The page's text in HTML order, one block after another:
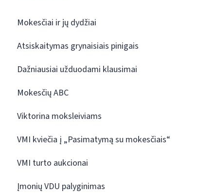
Mokesčiai ir jų dydžiai
Atsiskaitymas grynaisiais pinigais
Dažniausiai užduodami klausimai
Mokesčių ABC
Viktorina moksleiviams
VMI kviečia į „Pasimatymą su mokesčiais“
VMI turto aukcionai
Įmonių VDU palyginimas